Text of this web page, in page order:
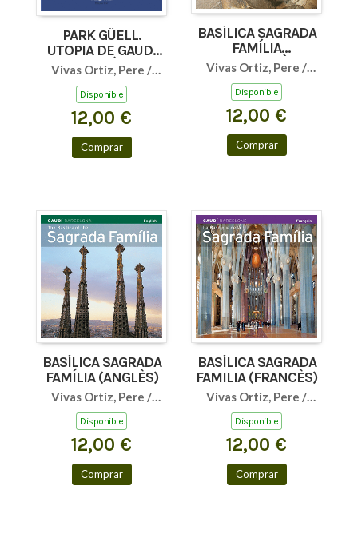
PARK GÜELL.
UTOPIA DE GAUDÍ
(ANGLÈS)
Vivas Ortiz, Pere /
Carandell i Robusté,
Josep M.
Disponible
12,00 €
Comprar
BASÍLICA SAGRADA
FAMÍLIA
(CASTELLÀ)
Vivas Ortiz, Pere /
Carandell i Robuste,
Josep M.
Disponible
12,00 €
Comprar
BASÍLICA SAGRADA
FAMÍLIA (ANGLÈS)
Vivas Ortiz, Pere /
Carandell i Robuste,
Josep M.
Disponible
12,00 €
Comprar
BASÍLICA SAGRADA
FAMILIA (FRANCÈS)
Vivas Ortiz, Pere /
Carandell i Robuste,
Josep M.
Disponible
12,00 €
Comprar